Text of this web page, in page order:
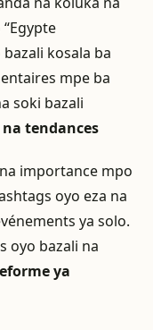
kosala ba
mpe ba
soki bazali
tendances
importance mpo
oyo eza na
ya solo.
oyo bazali na
ya